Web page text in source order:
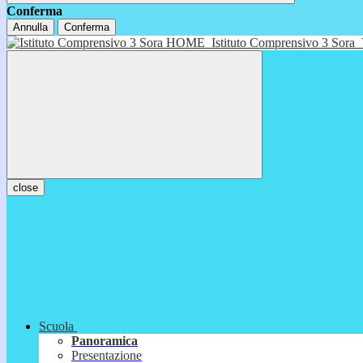
Conferma
Annulla Conferma
HOME Istituto Comprensivo 3 Sora
close
Scuola
Panoramica
Presentazione